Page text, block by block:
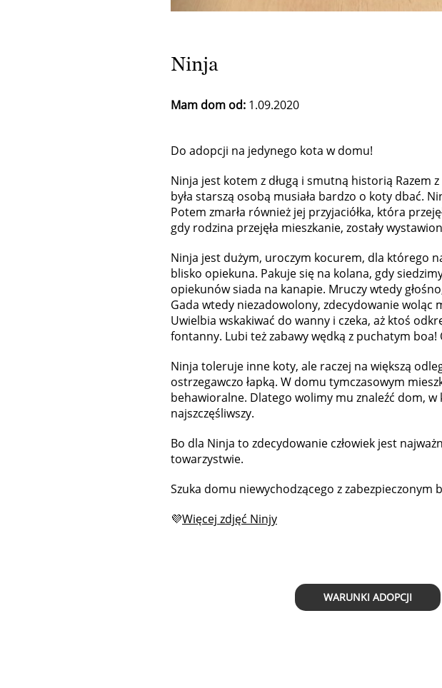
Ninja
Mam dom od: 1.09.2020
Do adopcji na jedynego kota w domu!
Ninja jest kotem z długą i smutną historią Razem
była starszą osobą musiała bardzo o koty dbać.
Potem zmarła również jej przyjaciółka, która
gdy rodzina przejęła mieszkanie, zostały
Ninja jest dużym, uroczym kocurem, dla którego
blisko opiekuna. Pakuje się na kolana, gdy
opiekunów siada na kanapie. Mruczy wtedy
Gada wtedy niezadowolony, zdecydowanie
Uwielbia wskakiwać do wanny i czeka, aż ktoś
fontanny. Lubi też zabawy wędką z puchatym
Ninja toleruje inne koty, ale raczej na większą
ostrzegawczo łapką. W domu tymczasowym
behawioralne. Dlatego wolimy mu znaleźć dom,
najszczęśliwszy.
Bo dla Ninja to zdecydowanie człowiek jest
towarzystwie.
Szuka domu niewychodzącego z zabezpieczonym
💜Więcej zdjęć Ninjy
WARUNKI ADOPCJI